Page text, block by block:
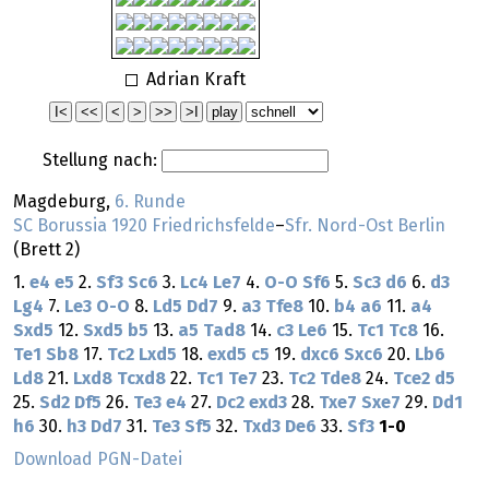
Adrian Kraft
Stellung nach:
Magdeburg, 6. Runde
SC Borussia 1920 Friedrichsfelde–Sfr. Nord-Ost Berlin
(Brett 2)
1. e4 e5 2. Sf3 Sc6 3. Lc4 Le7 4. O-O Sf6 5. Sc3 d6 6. d3
Lg4 7. Le3 O-O 8. Ld5 Dd7 9. a3 Tfe8 10. b4 a6 11. a4
Sxd5 12. Sxd5 b5 13. a5 Tad8 14. c3 Le6 15. Tc1 Tc8 16.
Te1 Sb8 17. Tc2 Lxd5 18. exd5 c5 19. dxc6 Sxc6 20. Lb6
Ld8 21. Lxd8 Tcxd8 22. Tc1 Te7 23. Tc2 Tde8 24. Tce2 d5
25. Sd2 Df5 26. Te3 e4 27. Dc2 exd3 28. Txe7 Sxe7 29. Dd1
h6 30. h3 Dd7 31. Te3 Sf5 32. Txd3 De6 33. Sf3 1-0
Download PGN-Datei